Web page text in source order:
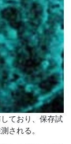
ており、保存試
される。